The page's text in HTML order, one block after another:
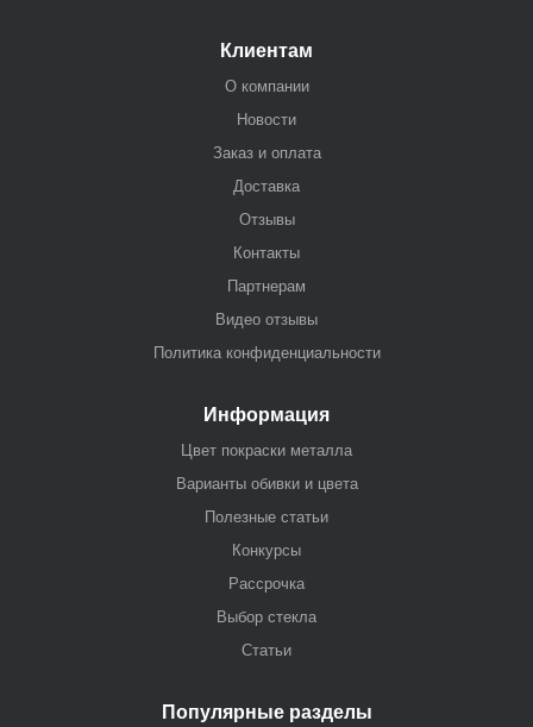
Клиентам
О компании
Новости
Заказ и оплата
Доставка
Отзывы
Контакты
Партнерам
Видео отзывы
Политика конфиденциальности
Информация
Цвет покраски металла
Варианты обивки и цвета
Полезные статьи
Конкурсы
Рассрочка
Выбор стекла
Статьи
Популярные разделы